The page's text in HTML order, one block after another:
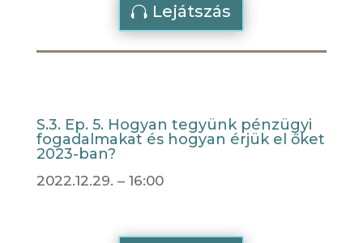
Lejátszás
S.3. Ep. 5. Hogyan tegyünk pénzügyi
fogadalmakat és hogyan érjük el őket
2023-ban?
2022.12.29. – 16:00